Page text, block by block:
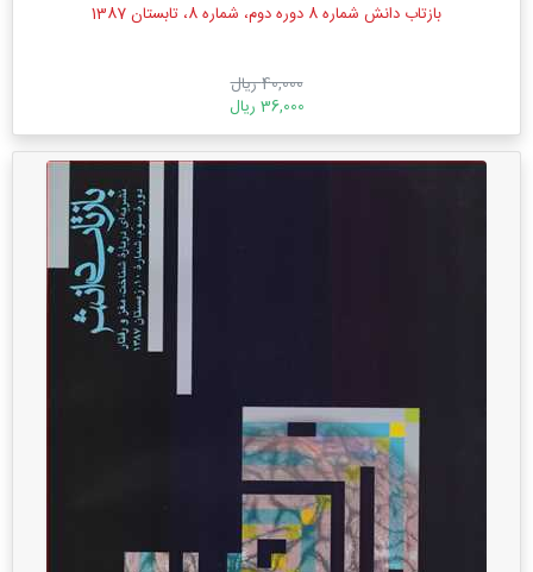
بازتاب دانش شماره 8 دوره دوم، شماره 8، تابستان 1387
40,000 ریال
36,000 ریال